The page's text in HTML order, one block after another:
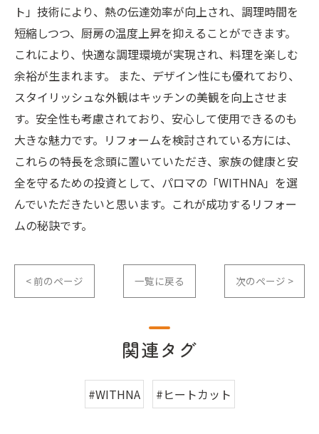
ト」技術により、熱の伝達効率が向上され、調理時間を
短縮しつつ、厨房の温度上昇を抑えることができます。
これにより、快適な調理環境が実現され、料理を楽しむ
余裕が生まれます。 また、デザイン性にも優れており、
スタイリッシュな外観はキッチンの美観を向上させま
す。安全性も考慮されており、安心して使用できるのも
大きな魅力です。リフォームを検討されている方には、
これらの特長を念頭に置いていただき、家族の健康と安
全を守るための投資として、パロマの「WITHNA」を選
んでいただきたいと思います。これが成功するリフォー
ムの秘訣です。
< 前のページ 一覧に戻る 次のページ >
関連タグ
#WITHNA #ヒートカット